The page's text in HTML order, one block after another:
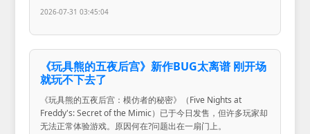
2026-07-31 03:45:04
《玩具熊的五夜后宫》新作BUG太离谱 刚开场
就玩不下去了
《玩具熊的五夜后宫：模仿者的秘密》（Five Nights at
Freddy's: Secret of the Mimic）已于今日发售，但许多玩家却
无法正常体验游戏。原因何在?问题出在一扇门上。